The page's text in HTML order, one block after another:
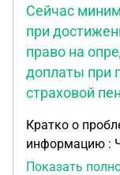
Сейчас
при
право на
доплаты при
страховой
Кратко о
информацию :
года этого
Показать